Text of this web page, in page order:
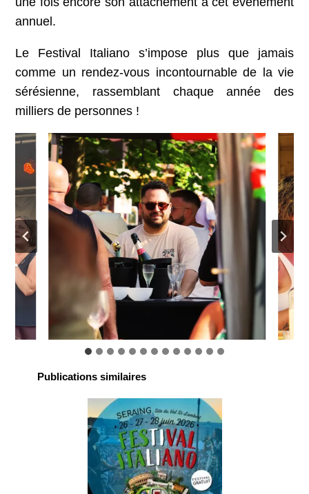
annuel.
Le Festival Italiano s’impose plus que jamais
comme un rendez-vous incontournable de la vie
sérésienne, rassemblant chaque année des
milliers de personnes !
Publications similaires